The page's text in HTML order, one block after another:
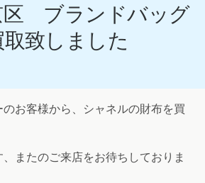
区 ブランドバッグ
取致しました
お客様から、シャネルの財布を買
またのご来店をお待ちしておりま